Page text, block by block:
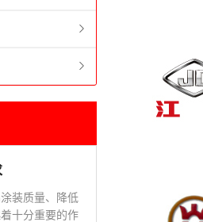
装质量、降低
十分重要的作